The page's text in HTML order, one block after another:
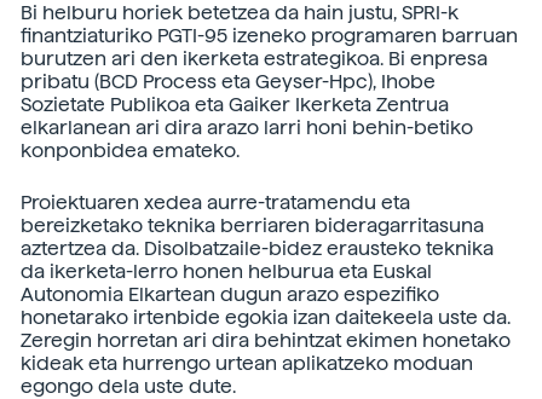
Bi helburu horiek betetzea da hain justu, SPRI-k
finantziaturiko PGTI-95 izeneko programaren barruan
burutzen ari den ikerketa estrategikoa. Bi enpresa
pribatu (BCD Process eta Geyser-Hpc), Ihobe
Sozietate Publikoa eta Gaiker Ikerketa Zentrua
elkarlanean ari dira arazo larri honi behin-betiko
konponbidea emateko.
Proiektuaren xedea aurre-tratamendu eta
bereizketako teknika berriaren bideragarritasuna
aztertzea da. Disolbatzaile-bidez erausteko teknika
da ikerketa-lerro honen helburua eta Euskal
Autonomia Elkartean dugun arazo espezifiko
honetarako irtenbide egokia izan daitekeela uste da.
Zeregin horretan ari dira behintzat ekimen honetako
kideak eta hurrengo urtean aplikatzeko moduan
egongo dela uste dute.